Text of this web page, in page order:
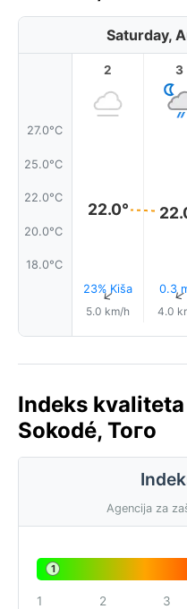
Saturday,
27.0°C
25.0°C
22.0°C
20.0°C
18.0°C
2
22.0°
23% Kiša
↑
5.0 km/h
3
0.3↑
4.0
Indeks
Sokodé, Того
Agencija za
1
1 2 3